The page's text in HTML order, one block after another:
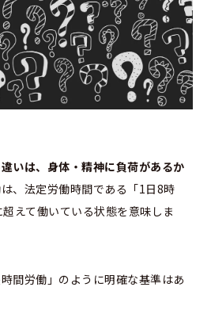
いは、身体・精神に負荷があるか
、法定労働時間である「1日8時
えて働いている状態を意味しま
間労働」のように明確な基準はあ